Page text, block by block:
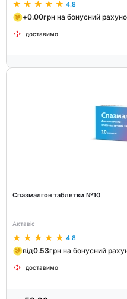
4.8
+0.00грн на бонусний
доставимо
Спазмалгон таблетки №10
Актавіс
4.8
від0.53грн на бонусний
доставимо